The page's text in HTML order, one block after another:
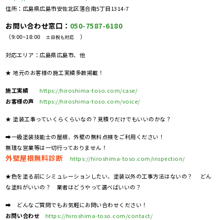
住所：広島県広島市安佐北区落合南5丁目1314-7
お問い合わせ窓口： 050-7587-6180
（9:00~18:00 土日祝も対応 ）
対応エリア：広島県広島市、他
★ 地元のお客様の施工実績多数掲載！
施工実績
https://hiroshima-toso.com/case/
お客様の声
https://hiroshima-toso.com/voice/
★ 塗装工事っていくらくらいなの？見積りだけでもいいのかな？
➡一級塗装技能士の屋根、外壁の無料点検をご利用ください！
無理な営業等は一切行っておりません！
外壁屋根無料診断 https://hiroshima-toso.com/inspection/
★色を塗る前にシミュレーションしたい、塗装以外の工事方法はないの？ どん
な塗料がいいの？ 業者はどうやって選べばいいの？
➡ どんなご質問でもお気軽にお問い合わせください！
お問い合わせ
https://hiroshima-toso.com/contact/